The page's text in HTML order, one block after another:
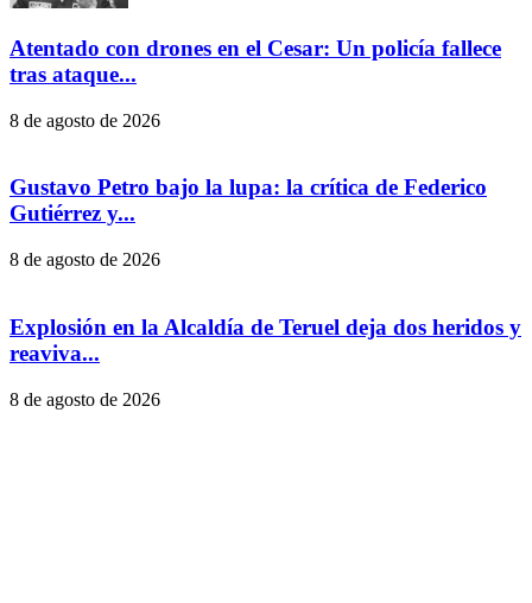
Atentado con drones en el Cesar: Un policía fallece
tras ataque...
8 de agosto de 2026
Gustavo Petro bajo la lupa: la crítica de Federico
Gutiérrez y...
8 de agosto de 2026
Explosión en la Alcaldía de Teruel deja dos heridos y
reaviva...
8 de agosto de 2026